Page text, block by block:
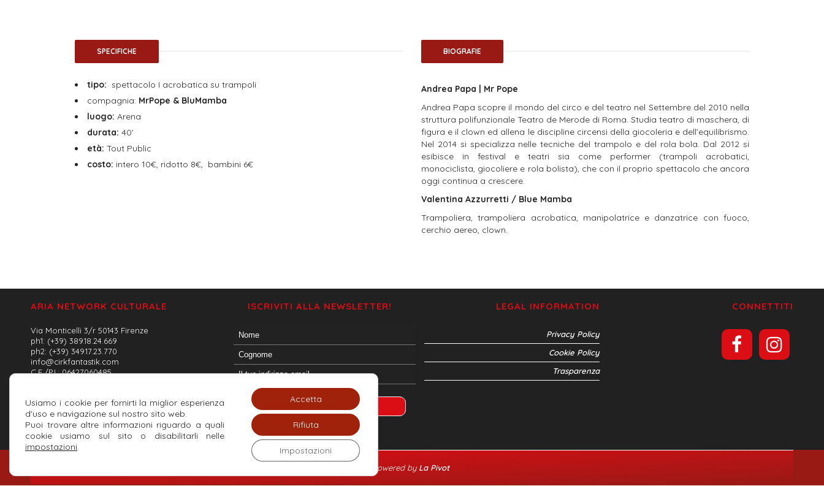
SPECIFICHE
tipo: spettacolo I acrobatica su trampoli
compagnia: MrPope & BluMamba
luogo: Arena
durata: 40’
età: Tout Public
costo: intero 10€, ridotto 8€, bambini 6€
BIOGRAFIE
Andrea Papa | Mr Pope
Andrea Papa scopre il mondo del circo e del teatro nel Settembre del 2010 nella
struttura polifunzionale Teatro de Merode di Roma. Studia teatro di maschera, di
figura e il clown ed allena le discipline circensi della giocoleria e dell’equilibrismo.
Nel 2014 si specializza nelle tecniche del trampolo e del rola bola. Dal 2012 si
esibisce in festival e teatri sia come performer (trampoli acrobatici,
monociclista, giocoliere e rola bolista), che con il proprio spettacolo che ancora
oggi continua a crescere.
Valentina Azzurretti / Blue Mamba
Trampoliera, trampoliera acrobatica, manipolatrice e danzatrice con fuoco,
cerchio aereo, clown.
ARIA NETWORK CULTURALE
Via Monticelli 3/r 50143 Firenze
ph1: (+39) 389.18.24.669
ph2: (+39) 349.17.23.770
info@cirkfantastik.com
C.F./P.I.: 06427060485
ISCRIVITI ALLA NEWSLETTER! LEGAL INFORMATION
Privacy Policy
Cookie Policy
Trasparenza
CONNETTITI
powered by La Pivot
Usiamo i cookie per fornirti la miglior esperienza
d'uso e navigazione sul nostro sito web.
Puoi trovare altre informazioni riguardo a quali
cookie usiamo sul sito o disabilitarli nelle
impostazioni.
Accetta
Rifiuta
Impostazioni